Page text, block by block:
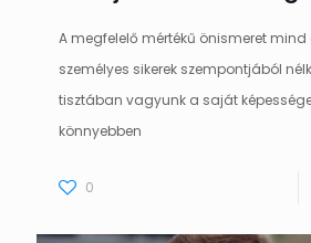
A megfelelő mértékű önismeret
személyes sikerek szempontjából
tisztában vagyunk a saját
könnyebben
0